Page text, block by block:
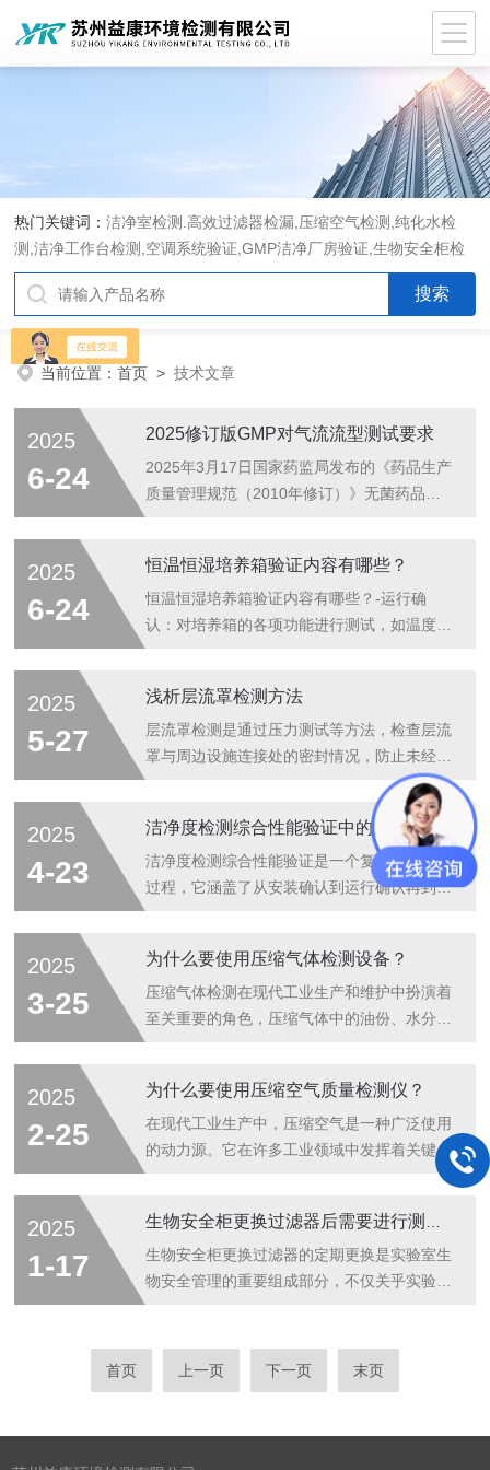
热门关键词：洁净室检测.高效过滤器检漏,压缩空气检测,纯化水检
测,洁净工作台检测,空调系统验证,GMP洁净厂房验证,生物安全柜检
测,洁净度检测,洁净室验收检测,GMP验证方案编写执行
当前位置：首页 >技术文章
2025
6-24
2025修订版GMP对气流流型测试要求
2025年3月17日国家药监局发布的《药品生产
质量管理规范（2010年修订）》无菌药品附
静结合”的全流程验证，强化操作干预对气流
影响的评估，并通过视频留痕和结果应用闭环
管理，推动验证与实际生产质量控制的深度融
究证明背景环境的密闭性，确保外部空气不会
通过开口或缝隙进入关键区域。若干预操作需
临时开启屏障设备（如隔离器门）...
2025
6-24
恒温恒湿培养箱验证内容有哪些？
恒温恒湿培养箱验证内容有哪些？-运行确
认：对培养箱的各项功能进行测试，如温度、
温、低温、高湿、低湿等报警功能，以确保在
异常情况下能及时发出警报。-性能确认：在
空载和满载条件下，分别设置不同的温度、湿
度点，进行长时间的稳定性测试，记录实际的
温度、湿度值与设定值的偏差，评估设备的控
制精度和稳定性。此外，还可以进行一些特殊
工况的测试，如快速温湿度变化试验，以检验
设备的响应速度和适应性。恒温恒湿培养箱验
2025
5-27
浅析层流罩检测方法
层流罩检测是通过压力测试等方法，检查层流
罩与周边设施连接处的密封情况，防止未经过
滤的外部空气渗入。在食品加工的无菌包装环
节，若有外部空气泄漏进入层流罩，携带的微
生物与杂质会污染食品，引发食品安全问题。
涉及多方面内容，每一项检测都紧密关联着其
在实际应用中的性能表现，严谨细致的检测流
生产安全与产品质量提升。层流罩检测方
法：-测试条件：层流罩需清洁完毕，空调开
启至少30分钟，层流罩风机运行30分钟后进
2025
4-23
洁净度检测综合性能验证中的注意事项有哪些？
洁净度检测综合性能验证是一个复杂而重要的
过程，它涵盖了从安装确认到运行确认再到性
的运行状态，为产品质量和科研实验的成功提
供有力保障。洁净度检测综合性能验证步
骤：-制定验证方案：根据洁净室的设计要求
训人员：对参与验证的人员进行专业培训，使
其熟悉验证流程、操作规范和注意事项。-准
备设备与材料：确保所有测试设备经过校准和
2025
3-25
为什么要使用压缩气体检测设备？
压缩气体检测在现代工业生产和维护中扮演着
至关重要的角色，压缩气体中的油份、水分和
磨损加剧；水分会引发设备锈蚀，缩短设备使
用寿命；固体颗粒物则可能堵塞节流孔，影响
设备精度，通过定期检测并去除这些污染物，
可以确保设备的正常运行，减少故障发生，提
压缩气体的质量直接影响到产品的质量。例
如，在药品生产中，压缩气体中的杂质可能会
污染药品，降低药品的纯度和疗效；在电子制
2025
2-25
为什么要使用压缩空气质量检测仪？
在现代工业生产中，压缩空气是一种广泛使用
的动力源。它在许多工业领域中发挥着关键作
用，包括制造业、化工、食品和饮料、制药
就需要压缩空气质量检测仪的帮助。为什么需
要压缩空气质量检测仪？1.不纯的压缩空气可
能会污染产品，特别是在食品、饮料和制药行
工具，缩短它们的使用寿命。3.某些行业有严
2025
1-17
生物安全柜更换过滤器的定期更换是实验室生
物安全管理的重要组成部分，不仅关乎实验结
注意事项，可以有效延长生物安全柜的使用寿
作：-在更换过滤器前，应确保生物安全柜处
于关闭状态，并断开电源。-准备好新的高效
首页 上一页 下一页 末页